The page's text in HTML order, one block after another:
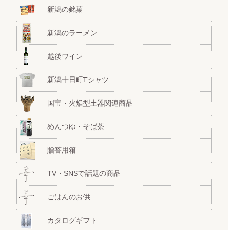
新潟の銘菓
新潟のラーメン
越後ワイン
新潟十日町Tシャツ
国宝・火焔型土器関連商品
めんつゆ・そば茶
贈答用箱
TV・SNSで話題の商品
ごはんのお供
カタログギフト